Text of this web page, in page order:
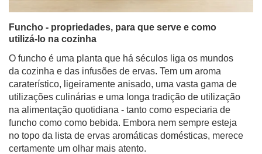
Funcho - propriedades, para que serve e como
utilizá-lo na cozinha
O funcho é uma planta que há séculos liga os mundos
da cozinha e das infusões de ervas. Tem um aroma
caraterístico, ligeiramente anisado, uma vasta gama de
utilizações culinárias e uma longa tradição de utilização
na alimentação quotidiana - tanto como especiaria de
funcho como como bebida. Embora nem sempre esteja
no topo da lista de ervas aromáticas domésticas, merece
certamente um olhar mais atento.